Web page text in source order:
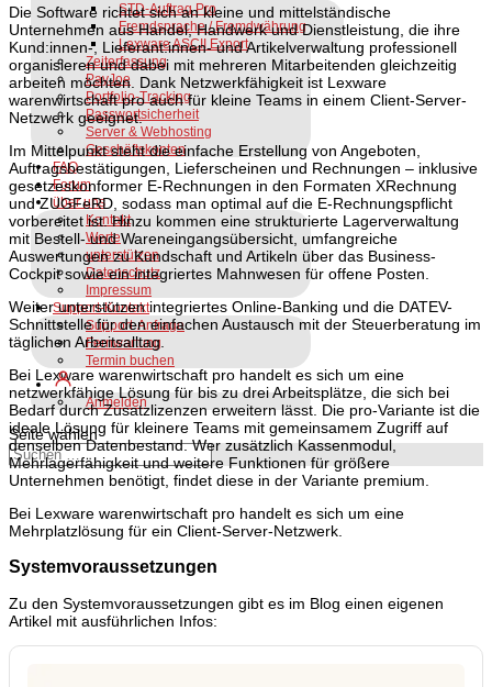
STD-Auftrag Pro
Fremdsprache / Fremdwährung
Lexware ASCII Export
Zeiterfassung
PayJoe
Portfolio-Tracking
Passwortsicherheit
Server & Webhosting
Geschäftskonten
FAQ
Forum
über uns
Kontakt
Werte
unterstützen
Datenschutz
Impressum
Support-Kontakt
Support-Anfrage
Fernwartung
Termin buchen
Anmelden
Seite wählen
Die Software richtet sich an kleine und mittelständische
Unternehmen aus Handel, Handwerk und Dienstleistung, die ihre
Kund:innen-, Lieferant:innen- und Artikelverwaltung professionell
organisieren und dabei mit mehreren Mitarbeitenden gleichzeitig
arbeiten möchten. Dank Netzwerkfähigkeit ist Lexware
warenwirtschaft pro auch für kleine Teams in einem Client-Server-
Netzwerk geeignet.
Im Mittelpunkt steht die einfache Erstellung von Angeboten,
Auftragsbestätigungen, Lieferscheinen und Rechnungen – inklusive
gesetzeskonformer E-Rechnungen in den Formaten XRechnung
und ZUGFeRD, sodass man optimal auf die E-Rechnungspflicht
vorbereitet ist. Hinzu kommen eine strukturierte Lagerverwaltung
mit Bestell- und Wareneingangsübersicht, umfangreiche
Auswertungen zu Kundschaft und Artikeln über das Business-
Cockpit sowie ein integriertes Mahnwesen für offene Posten.
Weiter unterstützen integriertes Online-Banking und die DATEV-
Schnittstelle für den einfachen Austausch mit der Steuerberatung im
täglichen Arbeitsalltag.
Bei Lexware warenwirtschaft pro handelt es sich um eine
netzwerkfähige Lösung für bis zu drei Arbeitsplätze, die sich bei
Bedarf durch Zusatzlizenzen erweitern lässt. Die pro-Variante ist die
ideale Lösung für kleinere Teams mit gemeinsamem Zugriff auf
denselben Datenbestand. Wer zusätzlich Kassenmodul,
Mehrlagerfähigkeit und weitere Funktionen für größere
Unternehmen benötigt, findet diese in der Variante premium.
Bei Lexware warenwirtschaft pro handelt es sich um eine
Mehrplatzlösung für ein Client-Server-Netzwerk.
Systemvoraussetzungen
Zu den Systemvoraussetzungen gibt es im Blog einen eigenen
Artikel mit ausführlichen Infos: